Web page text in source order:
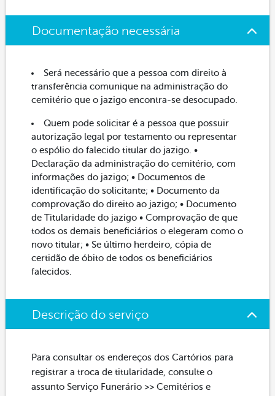
Documentação necessária
Será necessário que a pessoa com direito à
transferência comunique na administração do
cemitério que o jazigo encontra-se desocupado.
Quem pode solicitar é a pessoa que possuir
autorização legal por testamento ou representar
o espólio do falecido titular do jazigo. •
Declaração da administração do cemitério, com
informações do jazigo; • Documentos de
identificação do solicitante; • Documento da
comprovação do direito ao jazigo; • Documento
de Titularidade do jazigo • Comprovação de que
todos os demais beneficiários o elegeram como o
novo titular; • Se último herdeiro, cópia de
certidão de óbito de todos os beneficiários
falecidos.
Descrição do serviço
Para consultar os endereços dos Cartórios para
registrar a troca de titularidade, consulte o
assunto Serviço Funerário >> Cemitérios e